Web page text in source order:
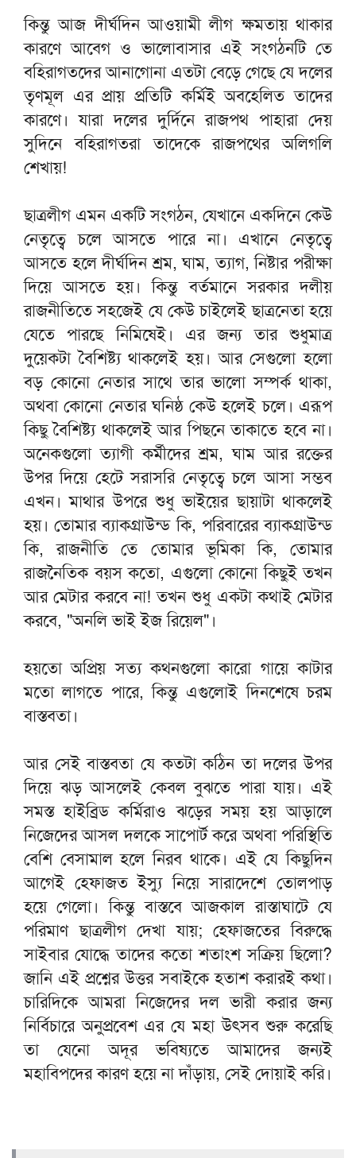
কিন্তু আজ দীর্ঘদিন আওয়ামী লীগ ক্ষমতায় থাকার
কারণে আবেগ ও ভালোবাসার এই সংগঠনটি তে
বহিরাগতদের আনাগোনা এতটা বেড়ে গেছে যে দলের
তৃণমূল এর প্রায় প্রতিটি কর্মিই অবহেলিত তাদের
কারণে। যারা দলের দুর্দিনে রাজপথ পাহারা দেয়
সুদিনে বহিরাগতরা তাদেকে রাজপথের অলিগলি
শেখায়!
ছাত্রলীগ এমন একটি সংগঠন, যেখানে একদিনে কেউ
নেতৃত্বে চলে আসতে পারে না। এখানে নেতৃত্বে
আসতে হলে দীর্ঘদিন শ্রম, ঘাম, ত্যাগ, নিষ্টার পরীক্ষা
দিয়ে আসতে হয়। কিন্তু বর্তমানে সরকার দলীয়
রাজনীতিতে সহজেই যে কেউ চাইলেই ছাত্রনেতা হয়ে
যেতে পারছে নিমিষেই। এর জন্য তার শুধুমাত্র
দুয়েকটা বৈশিষ্ট্য থাকলেই হয়। আর সেগুলো হলো
বড় কোনো নেতার সাথে তার ভালো সম্পর্ক থাকা,
অথবা কোনো নেতার ঘনিষ্ঠ কেউ হলেই চলে। এরূপ
কিছু বৈশিষ্ট্য থাকলেই আর পিছনে তাকাতে হবে না।
অনেকগুলো ত্যাগী কর্মীদের শ্রম, ঘাম আর রক্তের
উপর দিয়ে হেটে সরাসরি নেতৃত্বে চলে আসা সম্ভব
এখন। মাথার উপরে শুধু ভাইয়ের ছায়াটা থাকলেই
হয়। তোমার ব্যাকগ্রাউন্ড কি, পরিবারের ব্যাকগ্রাউন্ড
কি, রাজনীতি তে তোমার ভূমিকা কি, তোমার
রাজনৈতিক বয়স কতো, এগুলো কোনো কিছুই তখন
আর মেটার করবে না! তখন শুধু একটা কথাই মেটার
করবে, "অনলি ভাই ইজ রিয়েল"।
হয়তো অপ্রিয় সত্য কথনগুলো কারো গায়ে কাটার
মতো লাগতে পারে, কিন্তু এগুলোই দিনশেষে চরম
বাস্তবতা।
আর সেই বাস্তবতা যে কতটা কঠিন তা দলের উপর
দিয়ে ঝড় আসলেই কেবল বুঝতে পারা যায়। এই
সমস্ত হাইব্রিড কর্মিরাও ঝড়ের সময় হয় আড়ালে
নিজেদের আসল দলকে সাপোর্ট করে অথবা পরিস্থিতি
বেশি বেসামাল হলে নিরব থাকে। এই যে কিছুদিন
আগেই হেফাজত ইস্যু নিয়ে সারাদেশে তোলপাড়
হয়ে গেলো। কিন্তু বাস্তবে আজকাল রাস্তাঘাটে যে
পরিমাণ ছাত্রলীগ দেখা যায়; হেফাজতের বিরুদ্ধে
সাইবার যোদ্ধে তাদের কতো শতাংশ সক্রিয় ছিলো?
জানি এই প্রশ্নের উত্তর সবাইকে হতাশ করারই কথা।
চারিদিকে আমরা নিজেদের দল ভারী করার জন্য
নির্বিচারে অনুপ্রবেশ এর যে মহা উৎসব শুরু করেছি
তা যেনো অদূর ভবিষ্যতে আমাদের জন্যই
মহাবিপদের কারণ হয়ে না দাঁড়ায়, সেই দোয়াই করি।